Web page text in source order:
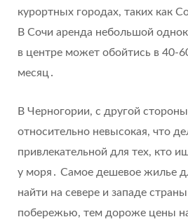
курортных городах, таких как
В Сочи аренда небольшой
в центре может обойтись в 40-
месяц․
В Черногории, с другой
относительно невысокая, что
привлекательной для тех, кто
у моря․ Самое дешевое жилье
найти на севере и западе
побережью, тем дороже цены